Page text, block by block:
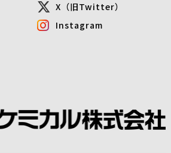
X（旧Twitter）
Instagram